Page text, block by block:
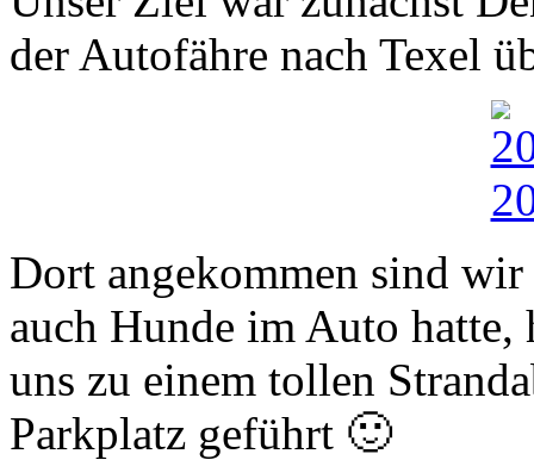
der Autofähre nach Texel
Dort angekommen sind
auch Hunde im Auto hatte,
uns zu einem tollen
Parkplatz geführt 🙂